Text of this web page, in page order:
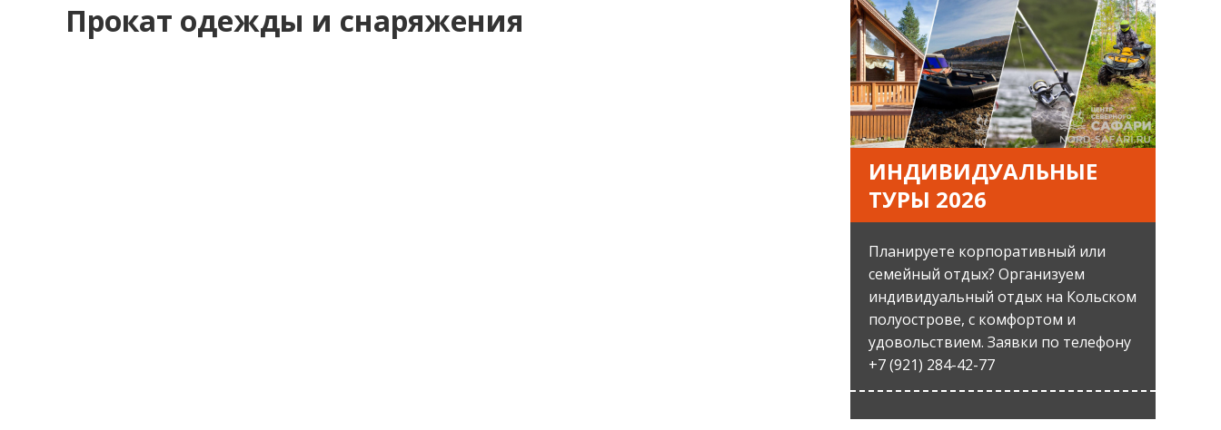
Прокат одежды и снаряжения
ИНДИВИДУАЛЬНЫЕ
ТУРЫ 2026
Планируете корпоративный или
семейный отдых? Организуем
индивидуальный отдых на Кольском
полуострове, с комфортом и
удовольствием. Заявки по телефону
+7 (921) 284-42-77